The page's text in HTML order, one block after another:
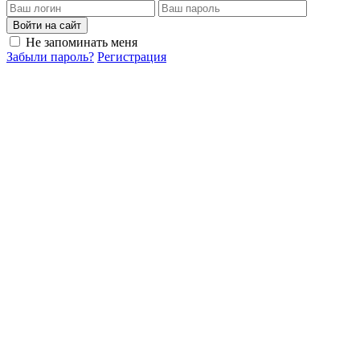
Войти на сайт
Не запоминать меня
Забыли пароль? Регистрация